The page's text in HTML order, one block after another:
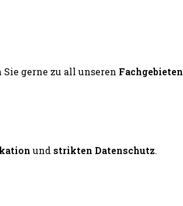
Sie gerne zu all unseren Fachgebieten
und strikten Datenschutz.